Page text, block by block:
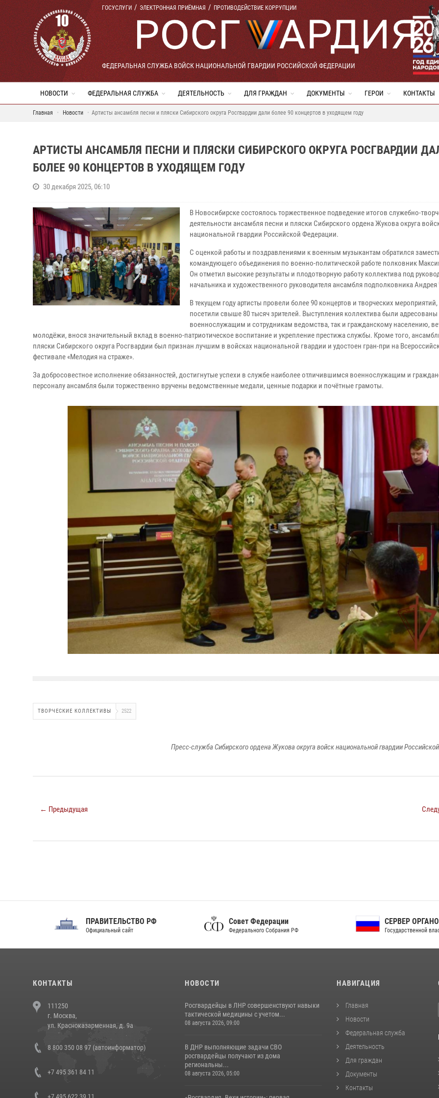
ГОСУСЛУГИ ЭЛЕКТРОННАЯ ПРИЁМНАЯ ПРОТИВОДЕЙСТВИЕ КОРРУПЦИИ
ФЕДЕРАЛЬНАЯ СЛУЖБА ВОЙСК НАЦИОНАЛЬНОЙ ГВАРДИИ РОССИЙСКОЙ ФЕДЕРАЦИИ
НОВОСТИ ФЕДЕРАЛЬНАЯ СЛУЖБА ДЕЯТЕЛЬНОСТЬ ДЛЯ ГРАЖДАН ДОКУМЕНТЫ ГЕРОИ КОНТАКТЫ
Главная Новости Артисты ансамбля песни и пляски Сибирского округа Росгвардии дали более 90 концертов в уходящем году
АРТИСТЫ АНСАМБЛЯ ПЕСНИ И ПЛЯСКИ СИБИРСКОГО ОКРУГА РОСГВАРДИИ
БОЛЕЕ 90 КОНЦЕРТОВ В УХОДЯЩЕМ ГОДУ
30 декабря 2025, 06:10
В Новосибирске состоялось торжественное подведение итогов служебно-
деятельности ансамбля песни и пляски Сибирского ордена Жукова округа
национальной гвардии Российской Федерации.
С оценкой работы и поздравлениями к военным музыкантам обратился
командующего объединения по военно-политической работе полковник
Он отметил высокие результаты и плодотворную работу коллектива под
начальника и художественного руководителя ансамбля подполковника Андрея
В текущем году артисты провели более 90 концертов и творческих
посетили свыше 80 тысяч зрителей. Выступления коллектива были адресованы
военнослужащим и сотрудникам ведомства, так и гражданскому населению,
молодёжи, внося значительный вклад в военно-патриотическое воспитание и укрепление престижа службы. Кроме того,
пляски Сибирского округа Росгвардии был признан лучшим в войсках национальной гвардии и удостоен гран-при на
фестивале «Мелодия на страже».
За добросовестное исполнение обязанностей, достигнутые успехи в службе наиболее отличившимся военнослужащим и
персоналу ансамбля были торжественно вручены ведомственные медали, ценные подарки и почётные грамоты.
ТВОРЧЕСКИЕ КОЛЛЕКТИВЫ 2522
Пресс-служба Сибирского ордена Жукова округа войск национальной гвардии
← Предыдущая
ПРАВИТЕЛЬСТВО РФ
Официальный сайт
Совет Федерации
Федерального Собрания РФ
СЕРВЕР ОРГАНОВ
Государственной власти РФ
КОНТАКТЫ
111250
г. Москва,
ул. Красноказарменная, д. 9а
8 800 350 08 97 (автоинформатор)
+7 495 361 84 11
НОВОСТИ
Росгвардейцы в ЛНР совершенствуют навыки
тактической медицины с учетом...
08 августа 2026, 09:00
В ДНР выполняющие задачи СВО
росгвардейцы получают из дома
региональны...
08 августа 2026, 05:00
НАВИГАЦИЯ
Главная
Новости
Федеральная служба
Деятельность
Для граждан
Документы
Контакты